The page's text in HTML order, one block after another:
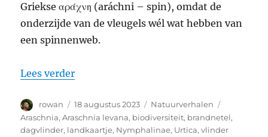
Griekse αράχνη (aráchni – spin), omdat de
onderzijde van de vleugels wél wat hebben van
een spinnenweb.
Lees verder“Araschnia levana: landkaartje”
Auteur
rowan
Geplaatst
op
18 augustus 2023 Categorieën
Natuurverhalen
Araschnia,Araschnia levana, biodiversiteit, brandnetel,
dagvlinder, landkaartje, Nymphalinae, Urtica,vlinder